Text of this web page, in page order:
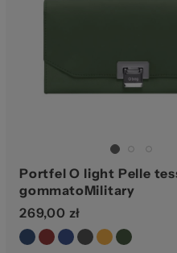
Portfel O light Pelle
gommatoMilitary
269,00 zł